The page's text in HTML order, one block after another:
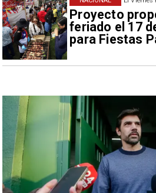
Proyecto
feriado el 17
para Fiestas